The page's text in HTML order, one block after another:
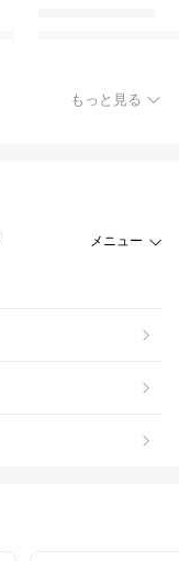
もっと見る
メニュー